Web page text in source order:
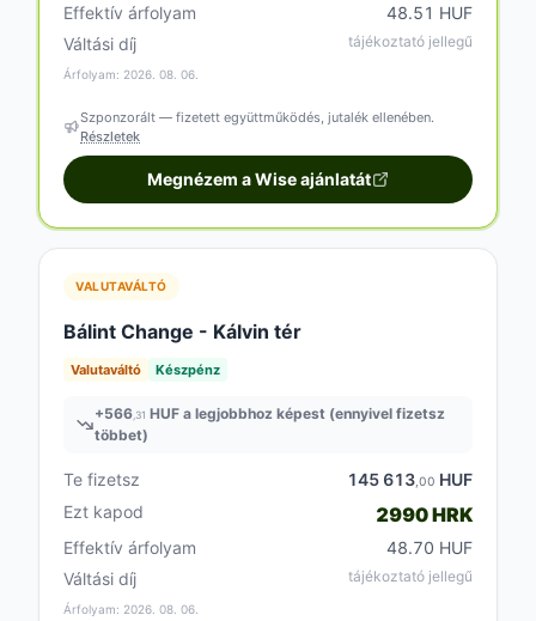
Effektív árfolyam
48.51 HUF
Váltási díj
tájékoztató jellegű
Árfolyam: 2026. 08. 06.
Szponzorált — fizetett együttműködés, jutalék ellenében.
Részletek
Megnézem a Wise ajánlatát
VALUTAVÁLTÓ
Bálint Change - Kálvin tér
Valutaváltó Készpénz
+566 ,31 HUF a legjobbhoz képest (ennyivel fizetsz
többet)
Te fizetsz 145 613 ,00 HUF
Ezt kapod
2990 HRK
Effektív árfolyam
48.70 HUF
Váltási díj
tájékoztató jellegű
Árfolyam: 2026. 08. 06.